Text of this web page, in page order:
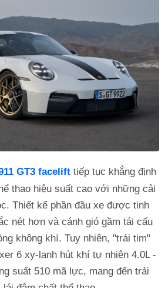
GT3 facelift tiếp tục khẳng định
thao hiệu suất cao với những cải
Thiết kế phần đầu xe được tinh
nét hơn và cánh gió gầm tái cấu
không khí. Tuy nhiên, "trái tim"
6 xy-lanh hút khí tự nhiên 4.0L -
suất 510 mã lực, mang đến trải